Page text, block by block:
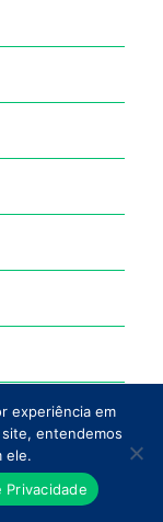
experiência em
entendemos
ele.
Privacidade